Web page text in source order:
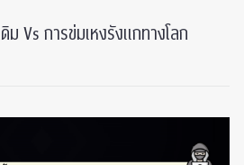
ม Vs การข่มเหงรังแกทางโลก